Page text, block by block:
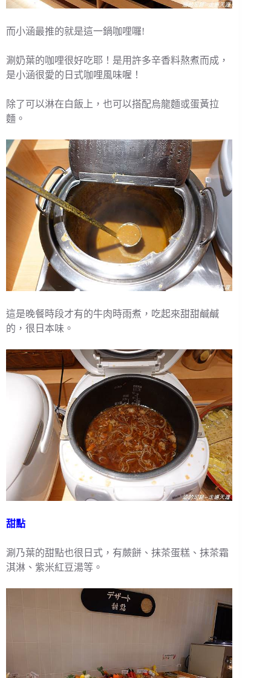
而小涵最推的就是這一鍋咖哩囉!
涮奶葉的咖哩很好吃耶！是用許多辛香料熬煮而成，
是小涵很愛的日式咖哩風味喔！
除了可以淋在白飯上，也可以搭配烏龍麵或蛋黃拉
麵。
這是晚餐時段才有的牛肉時雨煮，吃起來甜甜鹹鹹
的，很日本味。
甜點
涮乃葉的甜點也很日式，有蕨餅、抹茶蛋糕、抹茶霜
淇淋、紫米紅豆湯等。